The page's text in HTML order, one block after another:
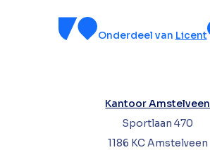
Onderdeel van Licent
Kantoor Amstelveen
Sportlaan 470
1186 KC Amstelveen